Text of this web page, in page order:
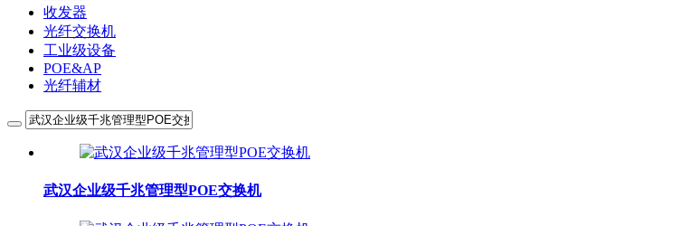
收发器
光纤交换机
工业级设备
POE&AP
光纤辅材
武汉企业级千兆管理型POE交换机